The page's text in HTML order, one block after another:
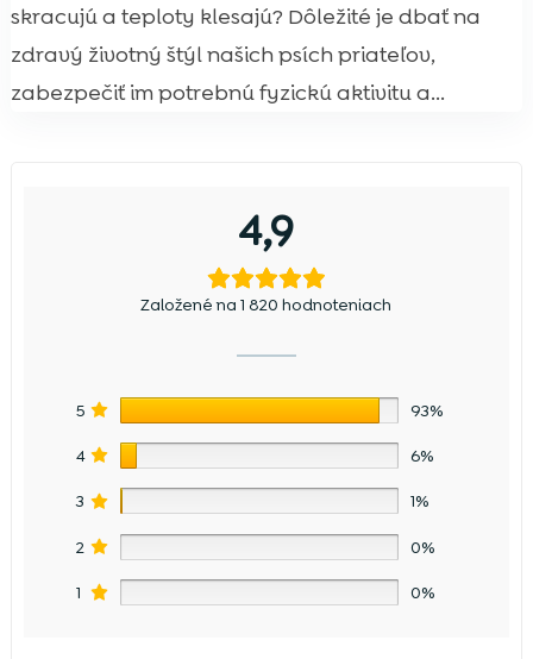
skracujú a teploty klesajú? Dôležité je dbať na
zdravý životný štýl našich psích priateľov,
zabezpečiť im potrebnú fyzickú aktivitu a...
4,9
Založené na 1 820 hodnoteniach
5 93%
4 6%
3 1%
2 0%
1 0%